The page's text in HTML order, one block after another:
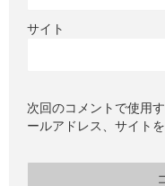
サイト
次回のコメントで使用
ールアドレス、サイトを